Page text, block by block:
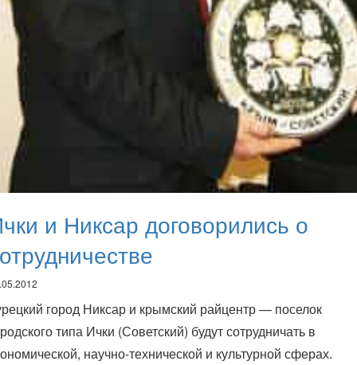
и Никсар договорились о
город Никсар и крымский райцентр — поселок
типа Ички (Советский) будут сотрудничать в
научно-технической и культурной сферах.